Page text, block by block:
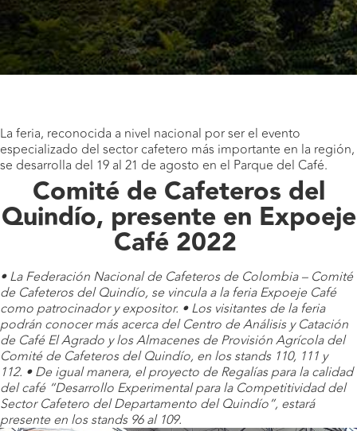
La feria, reconocida a nivel nacional por ser el evento
especializado del sector cafetero más importante en la región,
se desarrolla del 19 al 21 de agosto en el Parque del Café.
Comité de Cafeteros del
Quindío, presente en Expoeje
Café 2022
• La Federación Nacional de Cafeteros de Colombia – Comité
de Cafeteros del Quindío, se vincula a la feria Expoeje Café
como patrocinador y expositor. • Los visitantes de la feria
podrán conocer más acerca del Centro de Análisis y Catación
de Café El Agrado y los Almacenes de Provisión Agrícola del
Comité de Cafeteros del Quindío, en los stands 110, 111 y
112. • De igual manera, el proyecto de Regalías para la calidad
del café “Desarrollo Experimental para la Competitividad del
Sector Cafetero del Departamento del Quindío”, estará
presente en los stands 96 al 109.